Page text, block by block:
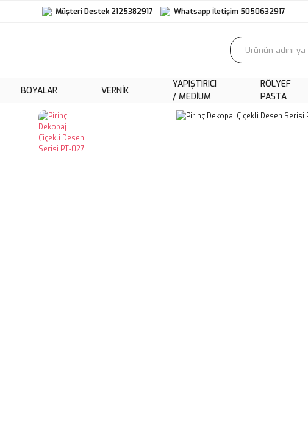
Müşteri Destek 2125382917 Whatsapp İletişim 5050632917
BOYALAR VERNIK
YAPIŞTIRICI
/ MEDIUM
RÖLYEF
PASTA